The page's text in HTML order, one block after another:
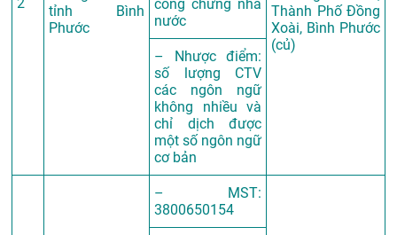
tỉnh Bình
Phước
Thành Phố Đồng
Xoài, Bình Phước
(củ)
công chứng nhà
nước
– Nhược điểm:
số lượng CTV
các ngôn ngữ
không nhiều và
chỉ dịch được
một số ngôn ngữ
cơ bản
– MST:
3800650154